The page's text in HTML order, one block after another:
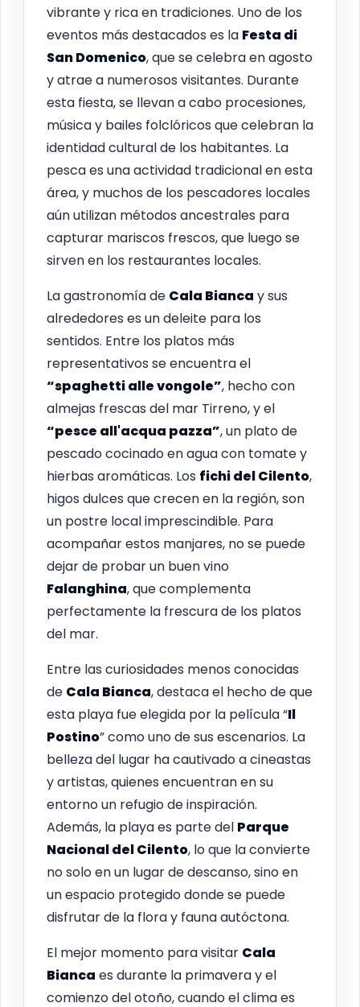
vibrante y rica en tradiciones. Uno de los
eventos más destacados es la Festa di
San Domenico, que se celebra en agosto
y atrae a numerosos visitantes. Durante
esta fiesta, se llevan a cabo procesiones,
música y bailes folclóricos que celebran la
identidad cultural de los habitantes. La
pesca es una actividad tradicional en esta
área, y muchos de los pescadores locales
aún utilizan métodos ancestrales para
capturar mariscos frescos, que luego se
sirven en los restaurantes locales.
La gastronomía de Cala Bianca y sus
alrededores es un deleite para los
sentidos. Entre los platos más
representativos se encuentra el
“spaghetti alle vongole”, hecho con
almejas frescas del mar Tirreno, y el
“pesce all'acqua pazza”, un plato de
pescado cocinado en agua con tomate y
hierbas aromáticas. Los fichi del Cilento,
higos dulces que crecen en la región, son
un postre local imprescindible. Para
acompañar estos manjares, no se puede
dejar de probar un buen vino
Falanghina, que complementa
perfectamente la frescura de los platos
del mar.
Entre las curiosidades menos conocidas
de Cala Bianca, destaca el hecho de que
esta playa fue elegida por la película “Il
Postino” como uno de sus escenarios. La
belleza del lugar ha cautivado a cineastas
y artistas, quienes encuentran en su
entorno un refugio de inspiración.
Además, la playa es parte del Parque
Nacional del Cilento, lo que la convierte
no solo en un lugar de descanso, sino en
un espacio protegido donde se puede
disfrutar de la flora y fauna autóctona.
El mejor momento para visitar Cala
Bianca es durante la primavera y el
comienzo del otoño, cuando el clima es